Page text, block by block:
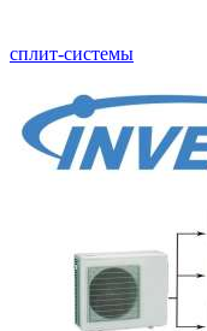
сплит-системы